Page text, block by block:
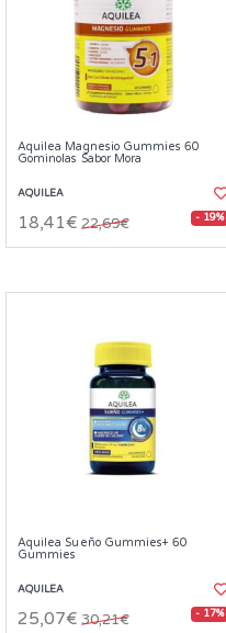
Aquilea Magnesio Gummies 60
Gominolas Sabor Mora
AQUILEA
18,41€ 22,69€ - 19%
Aquilea Sueño Gummies+ 60
Gummies
AQUILEA
25,07€ 30,21€ - 17%